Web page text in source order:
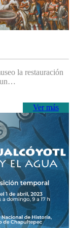
la restauración
un…
Ver más